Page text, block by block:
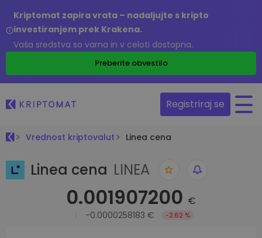
Kriptomat zapira vrata – nadaljujte s kripto
investiranjem prek Krakena.
Vaša sredstva so varna in v celoti dostopna.
Preberite obvestilo
Registriraj se
Vrednost kriptovalut Linea cena
Linea cena LINEA
0.001907200 €
-0.0000258183 € -2.62 %